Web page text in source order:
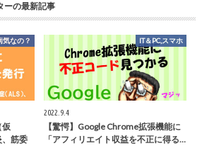
ーの最新記事
気なの？
仮
、筋委
IT＆PC,スマホ
2022.9.4
【驚愕】Google Chrome拡張機能に
「アフィリエイト収益を不正に得る…